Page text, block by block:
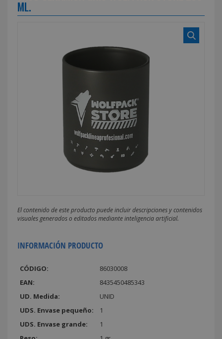
ML.
El contenido de este producto puede incluir descripciones y contenidos
visuales generados o editados mediante inteligencia artificial.
INFORMACIÓN PRODUCTO
CÓDIGO:
86030008
EAN:
8435450485343
UD. Medida:
UNID
UDS. Envase pequeño:
1
UDS. Envase grande:
1